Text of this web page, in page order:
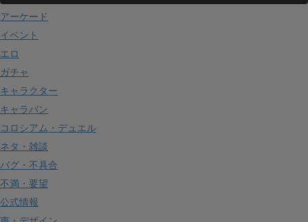
アーケード
イベント
エロ
ガチャ
キャラクター
キャラバン
コロシアム・デュエル
ネタ・雑談
バグ・不具合
不満・要望
公式情報